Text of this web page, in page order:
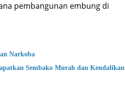
pembangunan embung di
Narkoba
Sembako Murah dan Kendalikan